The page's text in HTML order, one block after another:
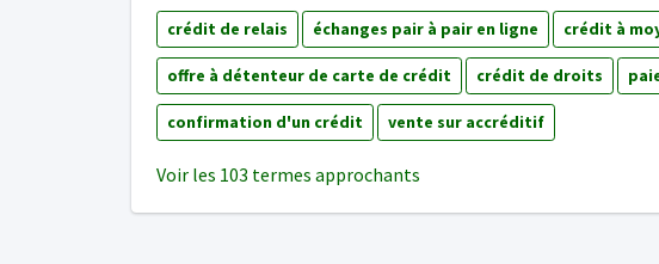
crédit de relais échanges pair à pair en ligne crédit à
offre à détenteur de carte de crédit crédit de droits
confirmation d'un crédit vente sur accréditif
Voir les 103 termes approchants